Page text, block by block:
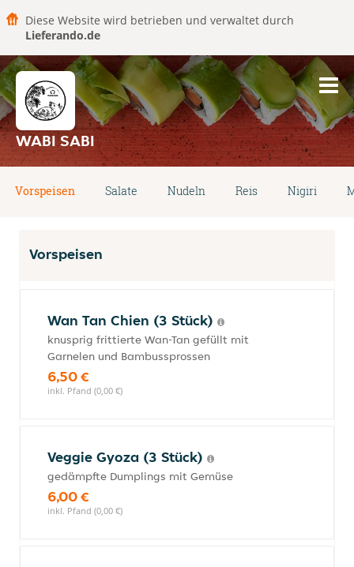
Diese Website wird betrieben und verwaltet durch
Lieferando.de
WABI SABI
Vorspeisen Salate Nudeln Reis Nigiri
Vorspeisen
Wan Tan Chien (3 Stück)
knusprig frittierte Wan-Tan gefüllt mit
Garnelen und Bambussprossen
6,50 €
inkl. Pfand (0,00 €)
Veggie Gyoza (3 Stück)
gedämpfte Dumplings mit Gemüse
6,00 €
inkl. Pfand (0,00 €)